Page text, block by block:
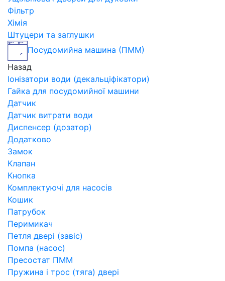
Фільтр
Хімія
Штуцери та заглушки
Посудомийна машина (ПММ)
Назад
Іонізатори води (декальціфікатори)
Гайка для посудомийної машини
Датчик
Датчик витрати води
Диспенсер (дозатор)
Додатково
Замок
Клапан
Кнопка
Комплектуючі для насосів
Кошик
Патрубок
Перимикач
Петля двері (завіс)
Помпа (насос)
Пресостат ПММ
Пружина і трос (тяга) двері